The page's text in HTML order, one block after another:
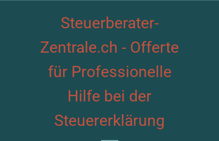
Steuerberater-
Zentrale.ch - Offerte
für Professionelle
Hilfe bei der
Steuererklärung